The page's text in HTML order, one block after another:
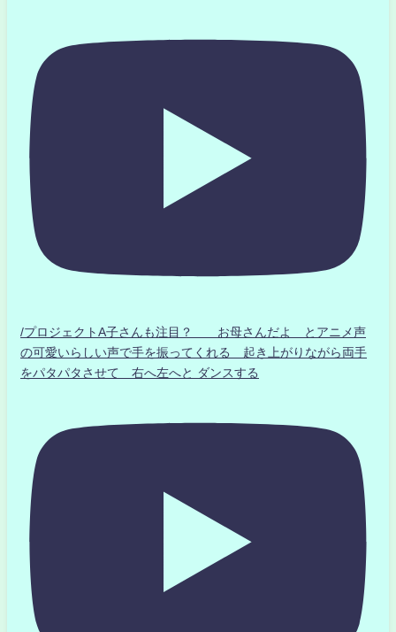
/プロジェクトA子さんも注目？ お母さんだよ とアニメ声
の可愛いらしい声で手を振ってくれる 起き上がりながら両手
をパタパタさせて 右へ左へと ダンスする